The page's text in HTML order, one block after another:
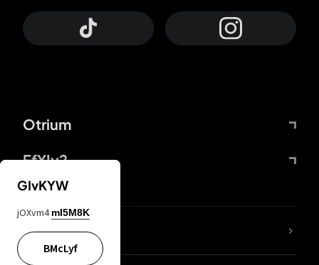
Otrium
FfYIy2
KIjvtr
GIvKYW
jOXvm4 mI5M8K
BMcLyf